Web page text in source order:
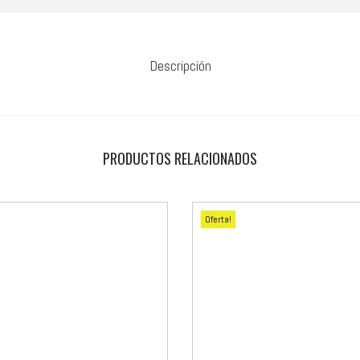
Descripción
PRODUCTOS RELACIONADOS
Oferta!